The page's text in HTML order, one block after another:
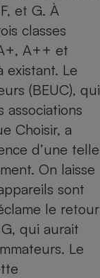
et G. À
classes
A++ et
existant. Le
(BEUC), qui
associations
Choisir, a
d’une telle
On laisse
sont
le retour
qui aurait
Le
bouteille
emprunteur
Banque
-
Lave-linge
Matelas
Mutuelle